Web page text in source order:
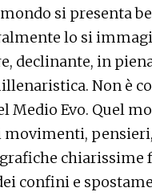
si presenta
lo si
declinante, in
Non è
Medio Evo. Quel
movimenti,
chiarissime
confini e